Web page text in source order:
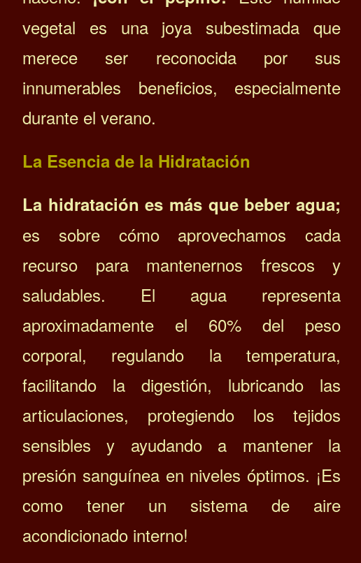
vegetal es una joya subestimada que
merece ser reconocida por sus
innumerables beneficios, especialmente
durante el verano.
La Esencia de la Hidratación
La hidratación es más que beber agua;
es sobre cómo aprovechamos cada
recurso para mantenernos frescos y
saludables. El agua representa
aproximadamente el 60% del peso
corporal, regulando la temperatura,
facilitando la digestión, lubricando las
articulaciones, protegiendo los tejidos
sensibles y ayudando a mantener la
presión sanguínea en niveles óptimos. ¡Es
como tener un sistema de aire
acondicionado interno!